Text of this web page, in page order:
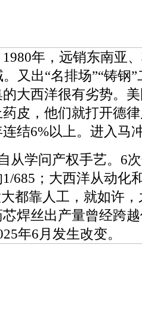
年，远销东南亚
又出“名排场”“铸钢
大西洋很有劣势。
皮，他们就打开德
结6%以上。进入马
学问产权手艺。6次
685；大西洋从动化
都靠人工，就如许
焊丝出产量曾经跨
年6月发生改变。